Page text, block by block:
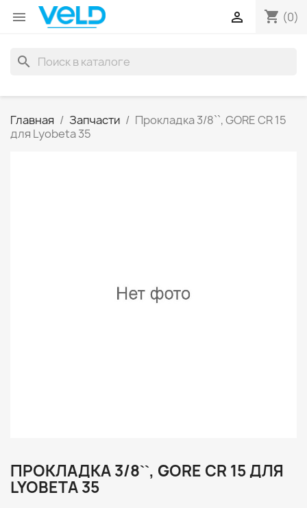
 shopping_cart (0)

search
Главная Запчасти
Прокладка 3/8``, GORE CR 15
для Lyobeta 35
ПРОКЛАДКА 3/8``, GORE CR 15 ДЛЯ
LYOBETA 35